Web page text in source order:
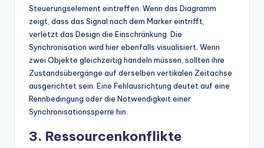
Steuerungselement eintreffen. Wenn das Diagramm
zeigt, dass das Signal nach dem Marker eintrifft,
verletzt das Design die Einschränkung. Die
Synchronisation wird hier ebenfalls visualisiert. Wenn
zwei Objekte gleichzeitig handeln müssen, sollten ihre
Zustandsübergänge auf derselben vertikalen Zeitachse
ausgerichtet sein. Eine Fehlausrichtung deutet auf eine
Rennbedingung oder die Notwendigkeit einer
Synchronisationssperre hin.
3. Ressourcenkonflikte